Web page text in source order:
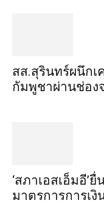
สส.สุรินทร์ผนึกเ
กัมพูชาผ่านช่อง
‘สภาเอสเอ็มอี’
มาตรการการเงิ